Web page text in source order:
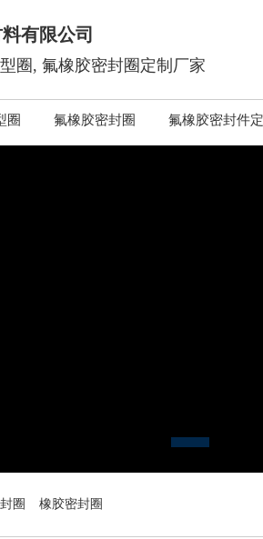
有限公司
圈, 氟橡胶密封圈定制厂家
圈 氟橡胶密封圈 氟橡胶密封件
圈 橡胶密封圈